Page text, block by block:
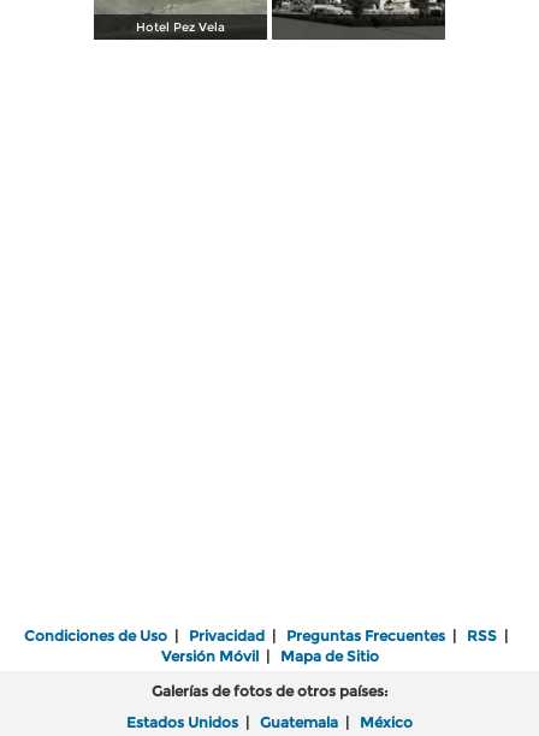
Hotel Pez Vela
Condiciones de Uso | Privacidad | Preguntas Frecuentes | RSS |
Versión Móvil| Mapa de Sitio
Galerías de fotos de otros países:
Estados Unidos | Guatemala | México